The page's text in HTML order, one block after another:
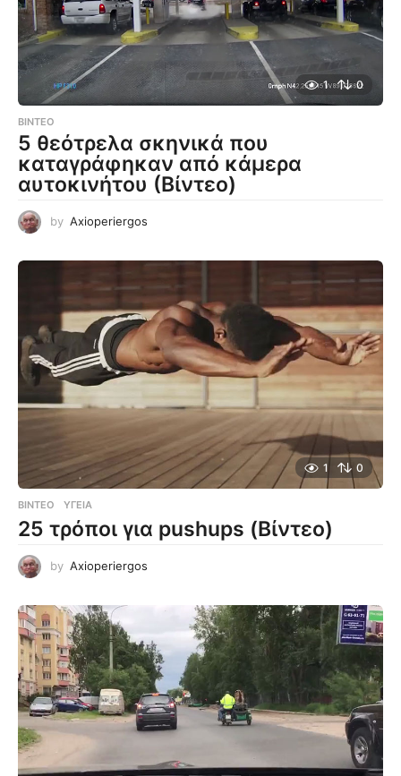
1 0
ΒΊΝΤΕΟ
5 θεότρελα σκηνικά που
καταγράφηκαν από κάμερα
αυτοκινήτου (Βίντεο)
by Axioperiergos
1 0
ΒΊΝΤΕΟ ΥΓΕΊΑ
25 τρόποι για pushups (Βίντεο)
by Axioperiergos